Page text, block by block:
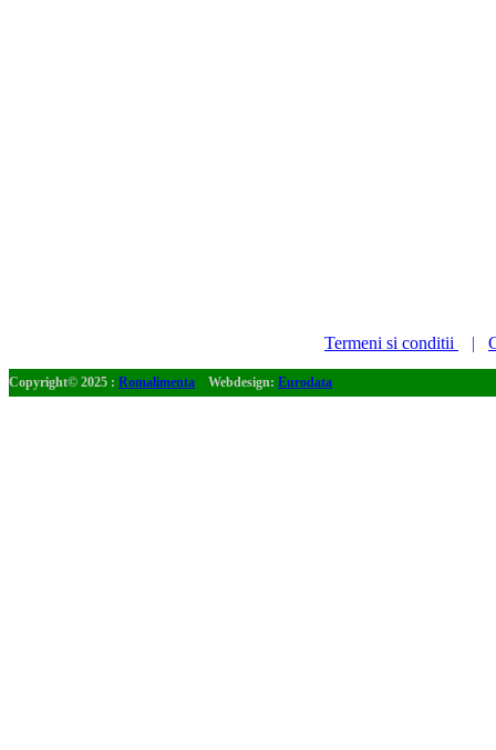
Termeni si conditii |
Copyright© 2025 : Romalimenta Webdesign: Eurodata